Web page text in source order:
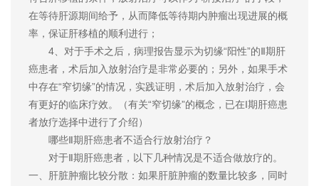
在等待肝源期间给予，从而降低等待期内肿瘤出现进展的概
率，保证肝移植的顺利进行；
4、对于手术之后，病理报告显示为切缘“阳性”的Ⅱ期肝
癌患者，术后加入放射治疗是非常必要的；另外，如果手术
中存在“窄切缘”的情况，实践证明，术后加入放射治疗，会
有更好的临床疗效。（有关“窄切缘”的概念，已在Ι期肝癌患
者放疗选择中进行了介绍）
哪些Ⅱ期肝癌患者不适合行放射治疗？
对于Ⅱ期肝癌患者，以下几种情况是不适合做放疗的。
一、肝脏肿瘤比较分散：如果肝脏肿瘤的数量比较多，同时